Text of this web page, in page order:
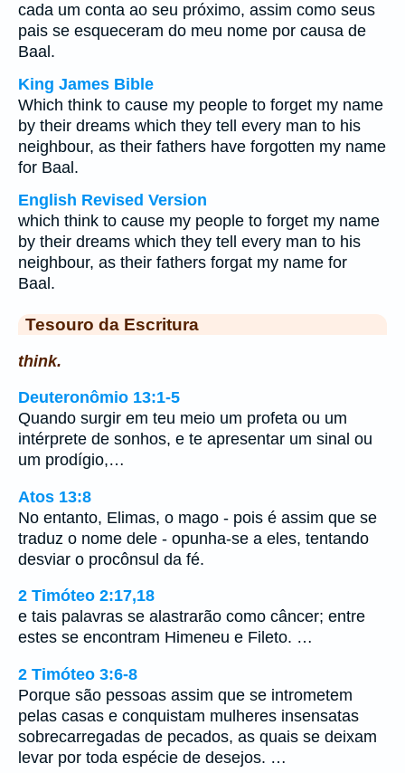
cada um conta ao seu próximo, assim como seus
pais se esqueceram do meu nome por causa de
Baal.
King James Bible
Which think to cause my people to forget my name
by their dreams which they tell every man to his
neighbour, as their fathers have forgotten my name
for Baal.
English Revised Version
which think to cause my people to forget my name
by their dreams which they tell every man to his
neighbour, as their fathers forgat my name for
Baal.
Tesouro da Escritura
think.
Deuteronômio 13:1-5
Quando surgir em teu meio um profeta ou um
intérprete de sonhos, e te apresentar um sinal ou
um prodígio,…
Atos 13:8
No entanto, Elimas, o mago - pois é assim que se
traduz o nome dele - opunha-se a eles, tentando
desviar o procônsul da fé.
2 Timóteo 2:17,18
e tais palavras se alastrarão como câncer; entre
estes se encontram Himeneu e Fileto. …
2 Timóteo 3:6-8
Porque são pessoas assim que se intrometem
pelas casas e conquistam mulheres insensatas
sobrecarregadas de pecados, as quais se deixam
levar por toda espécie de desejos. …